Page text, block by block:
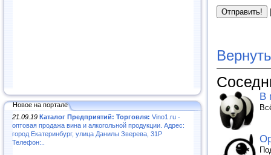
Новое на портале
21.09.19 Каталог Предприятий: Торговля: Vino1.ru -
оптовая продажа вина и алкогольной продукции. Адрес:
город Екатеринбург, улица Данилы Зверева, 31Р
Телефон:..
В